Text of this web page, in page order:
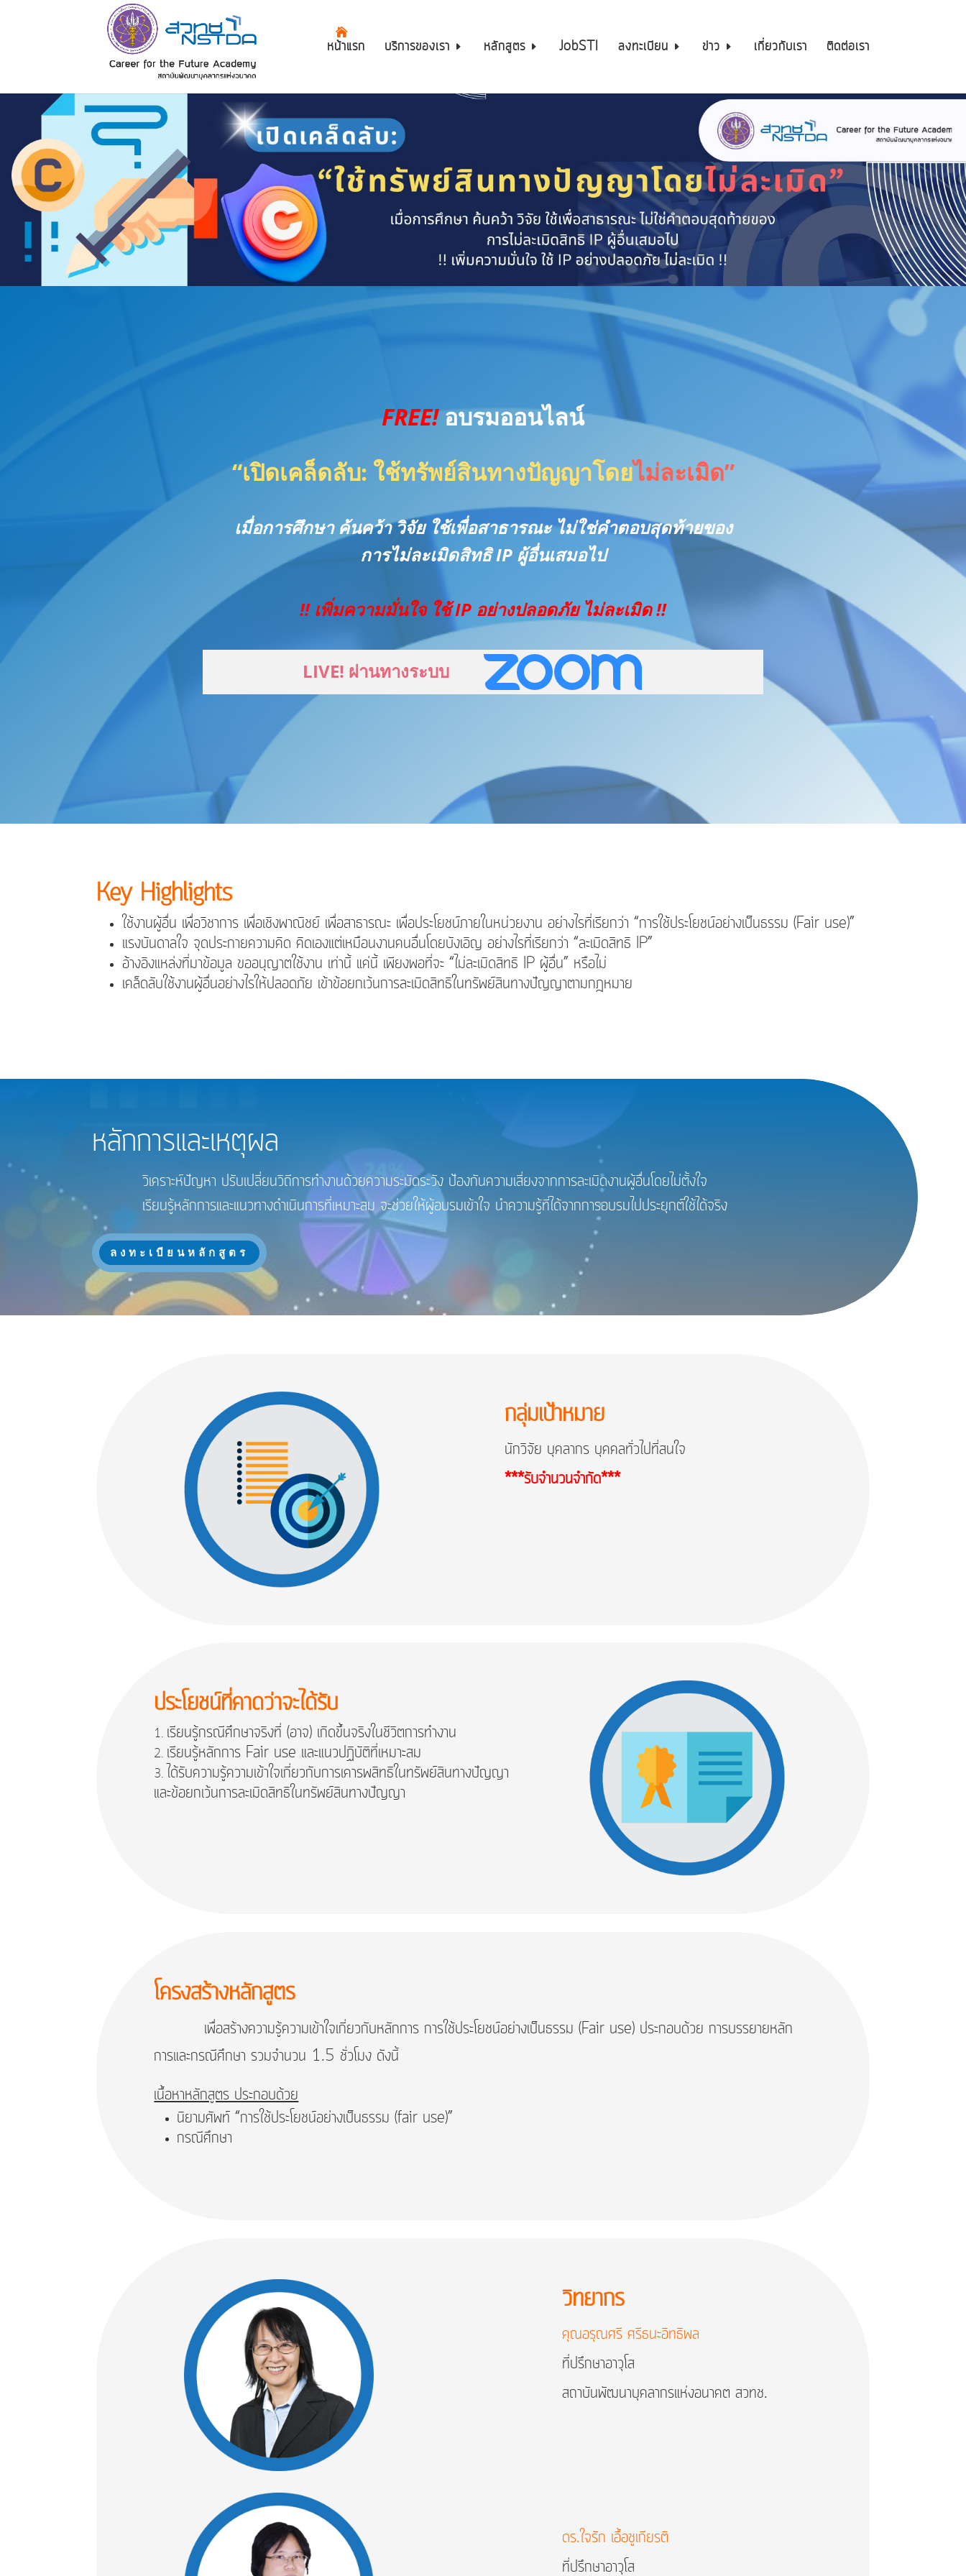
หน้าแรก บริการของเรา หลักสูตร JobSTI ลงทะเบียน ข่าว เกี่ยวกับเรา ติดต่อเรา
FREE!อบรมออนไลน์
“เปิดเคล็ดลับ: ใช้ทรัพย์สินทางปัญญาโดยไม่ละเมิด”
เมื่อการศึกษา ค้นคว้า วิจัย ใช้เพื่อสาธารณะ ไม่ใช่คำตอบสุดท้ายของ
การไม่ละเมิดสิทธิ IP ผู้อื่นเสมอไป
!! เพิ่มความมั่นใจ ใช้ IP อย่างปลอดภัย ไม่ละเมิด !!
LIVE! ผ่านทางระบบ
Key Highlights
ใช้งานผู้อื่น เพื่อวิชาการ เพื่อเชิงพาณิชย์ เพื่อสาธารณะ เพื่อประโยชน์ภายในหน่วยงาน อย่างไรที่เรียกว่า “การใช้ประโยชน์อย่างเป็นธรรม (Fair use)”
แรงบันดาลใจ จุดประกายความคิด คิดเองแต่เหมือนงานคนอื่นโดยบังเอิญ อย่างไรที่เรียกว่า “ละเมิดสิทธิ IP”
อ้างอิงแหล่งที่มาข้อมูล ขออนุญาตใช้งาน เท่านี้ แค่นี้ เพียงพอที่จะ “ไม่ละเมิดสิทธิ IP ผู้อื่น” หรือไม่
เคล็ดลับใช้งานผู้อื่นอย่างไรให้ปลอดภัย เข้าข้อยกเว้นการละเมิดสิทธิในทรัพย์สินทางปัญญาตามกฎหมาย
หลักการและเหตุผล
วิเคราะห์ปัญหา ปรับเปลี่ยนวิถีการทำงานด้วยความระมัดระวัง ป้องกันความเสี่ยงจากการละเมิดงานผู้อื่นโดยไม่ตั้งใจ
เรียนรู้หลักการและแนวทางดำเนินการที่เหมาะสม จะช่วยให้ผู้อบรมเข้าใจ นำความรู้ที่ได้จากการอบรมไปประยุกต์ใช้ได้จริง
ลงทะเบียนหลักสูตร
กลุ่มเป้าหมาย
นักวิจัย บุคลากร บุคคลทั่วไปที่สนใจ
***รับจำนวนจำกัด***
ประโยชน์ที่คาดว่าจะได้รับ
เรียนรู้กรณีศึกษาจริงที่ (อาจ) เกิดขึ้นจริงในชีวิตการทำงาน
เรียนรู้หลักการ Fair use และแนวปฏิบัติที่เหมาะสม
ได้รับความรู้ความเข้าใจเกี่ยวกับการเคารพสิทธิในทรัพย์สินทางปัญญา
และข้อยกเว้นการละเมิดสิทธิในทรัพย์สินทางปัญญา
โครงสร้างหลักสูตร
เพื่อสร้างความรู้ความเข้าใจเกี่ยวกับหลักการ การใช้ประโยชน์อย่างเป็นธรรม (Fair use) ประกอบด้วย การบรรยายหลัก
การและกรณีศึกษา รวมจำนวน 1.5 ชั่วโมง ดังนี้
เนื้อหาหลักสูตร ประกอบด้วย
นิยามศัพท์ “การใช้ประโยชน์อย่างเป็นธรรม (fair use)”
กรณีศึกษา
วิทยากร
คุณอรุณศรี ศรีธนะอิทธิพล
ที่ปรึกษาอาวุโส
สถาบันพัฒนาบุคลากรแห่งอนาคต สวทช.
ดร.ใจรัก เอื้อชูเกียรติ
ที่ปรึกษาอาวุโส